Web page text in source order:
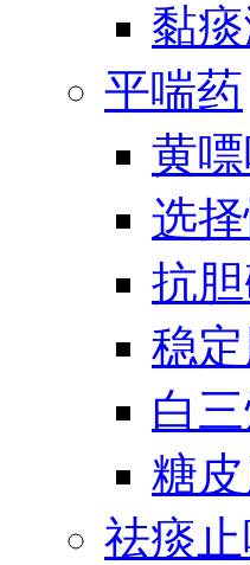
黏
平喘药
黄
选
抗
稳
白
糖
祛痰